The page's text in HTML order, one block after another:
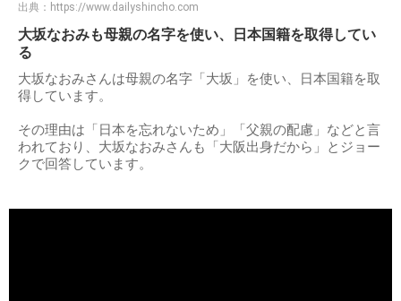
出典： https://www.dailyshincho.com
大坂なおみも母親の名字を使い、日本国籍を取得してい
る
大坂なおみさんは母親の名字「大坂」を使い、日本国籍を取
得しています。
その理由は「日本を忘れないため」「父親の配慮」などと言
われており、大坂なおみさんも「大阪出身だから」とジョー
クで回答しています。